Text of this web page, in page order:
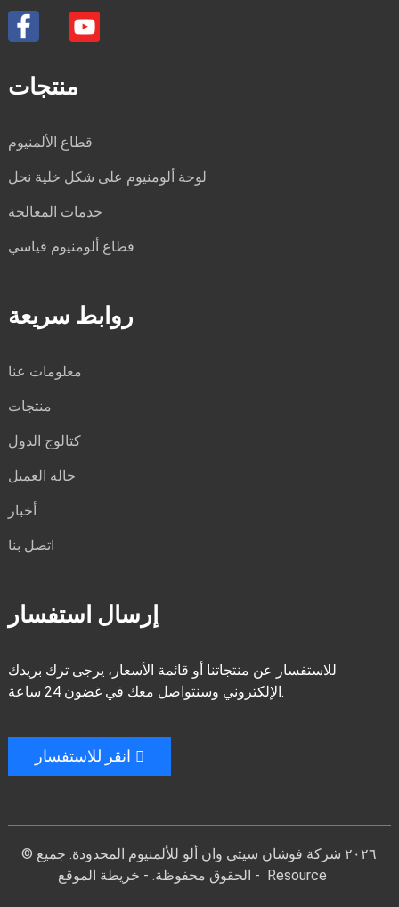
منتجات
قطاع الألمنيوم
لوحة ألومنيوم على شكل خلية نحل
خدمات المعالجة
قطاع ألومنيوم قياسي
روابط سريعة
معلومات عنا
منتجات
كتالوج الدول
حالة العميل
أخبار
اتصل بنا
إرسال استفسار
للاستفسار عن منتجاتنا أو قائمة الأسعار، يرجى ترك بريدك
الإلكتروني وسنتواصل معك في غضون 24 ساعة.
انقر للاستفسار
© ٢٠٢٦ شركة فوشان سيتي وان ألو للألمنيوم المحدودة. جميع
الحقوق محفوظة. - خريطة الموقع - Resource